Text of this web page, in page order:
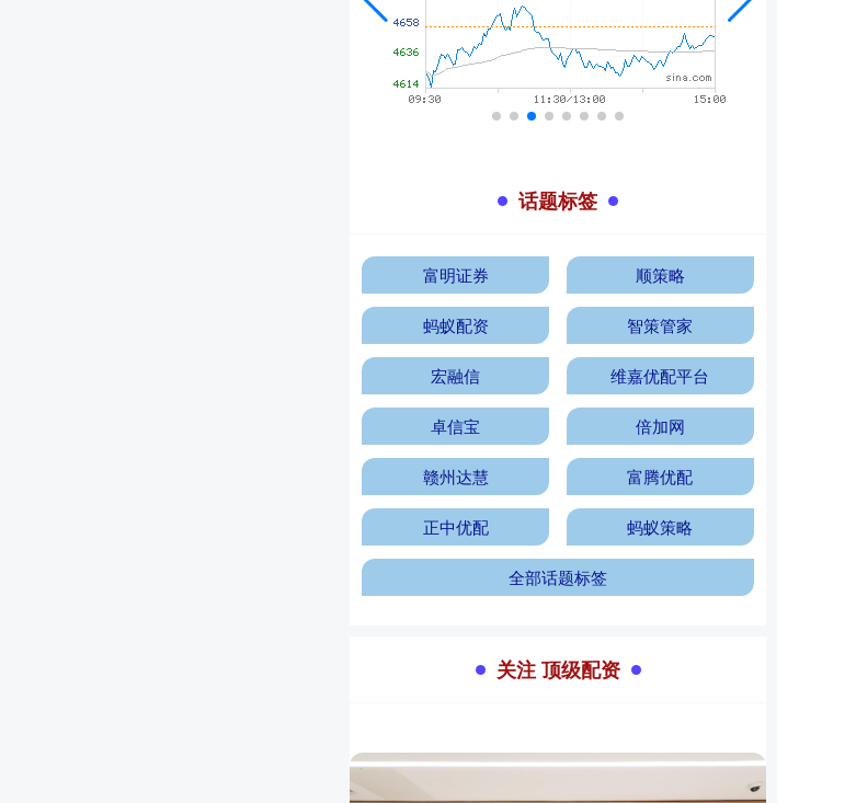
话题标签
富明证券 顺策略
蚂蚁配资 智策管家
宏融信 维嘉优配平台
卓信宝 倍加网
赣州达慧 富腾优配
正中优配 蚂蚁策略
全部话题标签
关注 顶级配资